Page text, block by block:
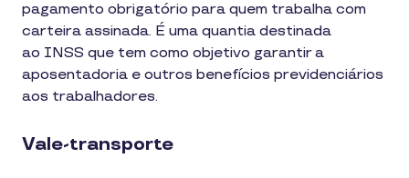
pagamento obrigatório para quem trabalha com
carteira assinada. É uma quantia destinada
ao INSS que tem como objetivo garantir a
aposentadoria e outros benefícios previdenciários
aos trabalhadores.
Vale-transporte